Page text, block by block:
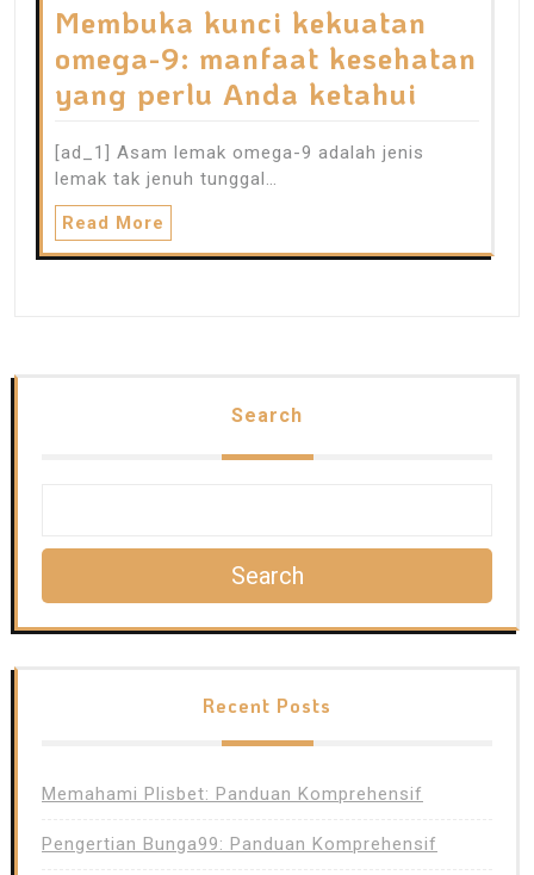
Membuka kunci kekuatan
omega-9: manfaat kesehatan
yang perlu Anda ketahui
[ad_1] Asam lemak omega-9 adalah jenis
lemak tak jenuh tunggal…
Read More
Search
Search
Recent Posts
Memahami Plisbet: Panduan Komprehensif
Pengertian Bunga99: Panduan Komprehensif